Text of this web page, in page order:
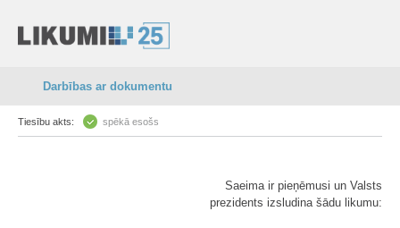
Darbības ar dokumentu
Tiesību akts: spēkā esošs
Saeima ir pieņēmusi un Valsts
prezidents izsludina šādu likumu: